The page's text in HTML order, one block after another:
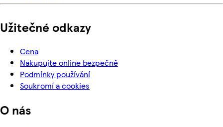
Užitečné odkazy
Cena
Nakupujte online bezpečně
Podmínky používání
Soukromí a cookies
O nás